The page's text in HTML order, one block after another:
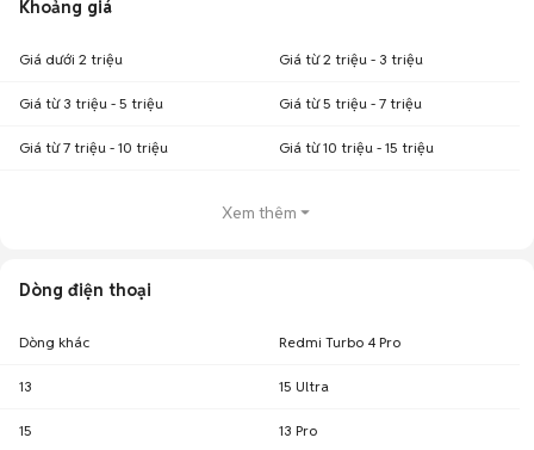
Khoảng giá
Giá dưới 2 triệu Giá từ 2 triệu - 3 triệu
Giá từ 3 triệu - 5 triệu Giá từ 5 triệu - 7 triệu
Giá từ 7 triệu - 10 triệu Giá từ 10 triệu - 15 triệu
Xem thêm
Dòng điện thoại
Dòng khác Redmi Turbo 4 Pro
13 15 Ultra
15 13 Pro